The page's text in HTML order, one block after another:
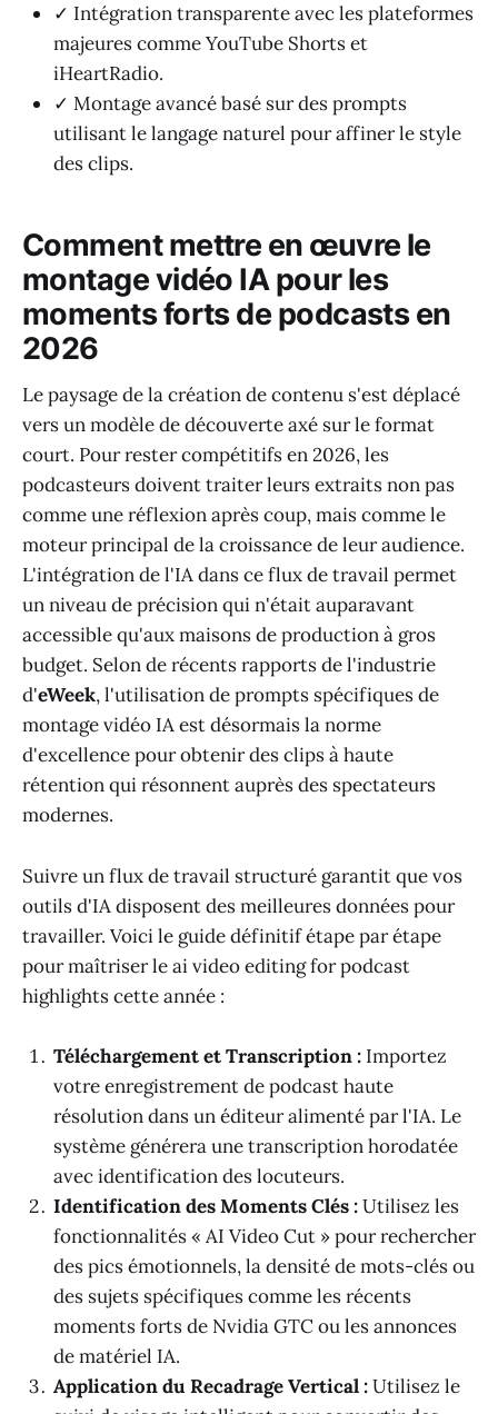
✓ Intégration transparente avec les plateformes
majeures comme YouTube Shorts et
iHeartRadio.
✓ Montage avancé basé sur des prompts
utilisant le langage naturel pour affiner le style
des clips.
Comment mettre en œuvre le
montage vidéo IA pour les
moments forts de podcasts en
2026
Le paysage de la création de contenu s'est déplacé
vers un modèle de découverte axé sur le format
court. Pour rester compétitifs en 2026, les
podcasteurs doivent traiter leurs extraits non pas
comme une réflexion après coup, mais comme le
moteur principal de la croissance de leur audience.
L'intégration de l'IA dans ce flux de travail permet
un niveau de précision qui n'était auparavant
accessible qu'aux maisons de production à gros
budget. Selon de récents rapports de l'industrie
d'eWeek, l'utilisation de prompts spécifiques de
montage vidéo IA est désormais la norme
d'excellence pour obtenir des clips à haute
rétention qui résonnent auprès des spectateurs
modernes.
Suivre un flux de travail structuré garantit que vos
outils d'IA disposent des meilleures données pour
travailler. Voici le guide définitif étape par étape
pour maîtriser le ai video editing for podcast
highlights cette année :
Téléchargement et Transcription : Importez
votre enregistrement de podcast haute
résolution dans un éditeur alimenté par l'IA. Le
système générera une transcription horodatée
avec identification des locuteurs.
Identification des Moments Clés :Utilisez les
fonctionnalités « AI Video Cut » pour rechercher
des pics émotionnels, la densité de mots-clés ou
des sujets spécifiques comme les récents
moments forts de Nvidia GTC ou les annonces
de matériel IA.
Application du Recadrage Vertical :Utilisez le